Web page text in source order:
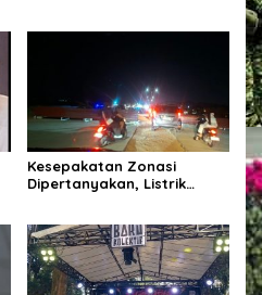
Kesepakatan Zonasi
Dipertanyakan, Listrik
Disorot